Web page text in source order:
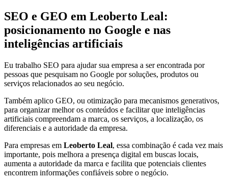
SEO e GEO em Leoberto Leal:
posicionamento no Google e nas
inteligências artificiais
Eu trabalho SEO para ajudar sua empresa a ser encontrada por
pessoas que pesquisam no Google por soluções, produtos ou
serviços relacionados ao seu negócio.
Também aplico GEO, ou otimização para mecanismos generativos,
para organizar melhor os conteúdos e facilitar que inteligências
artificiais compreendam a marca, os serviços, a localização, os
diferenciais e a autoridade da empresa.
Para empresas em Leoberto Leal, essa combinação é cada vez mais
importante, pois melhora a presença digital em buscas locais,
aumenta a autoridade da marca e facilita que potenciais clientes
encontrem informações confiáveis sobre o negócio.